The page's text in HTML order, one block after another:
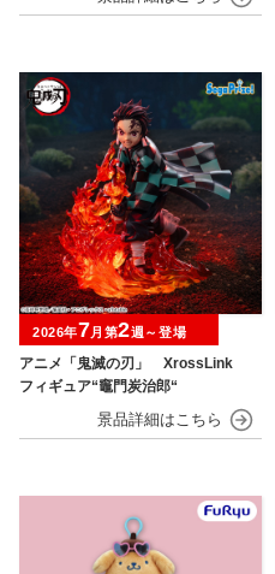
アニメ「鬼滅の刃」 XrossLink
フィギュア“竈門炭治郎“
2026年7月第2週～登場